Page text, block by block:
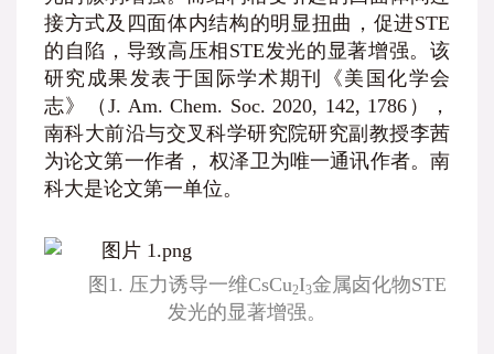
接方式及四面体内结构的明显扭曲，促进STE
的自陷，导致高压相STE发光的显著增强。该
研究成果发表于国际学术期刊《美国化学会
志》（J. Am. Chem. Soc. 2020, 142, 1786），
南科大前沿与交叉科学研究院研究副教授李茜
为论文第一作者， 权泽卫为唯一通讯作者。南
科大是论文第一单位。
图1. 压力诱导一维CsCu2I3金属卤化物STE
发光的显著增强。